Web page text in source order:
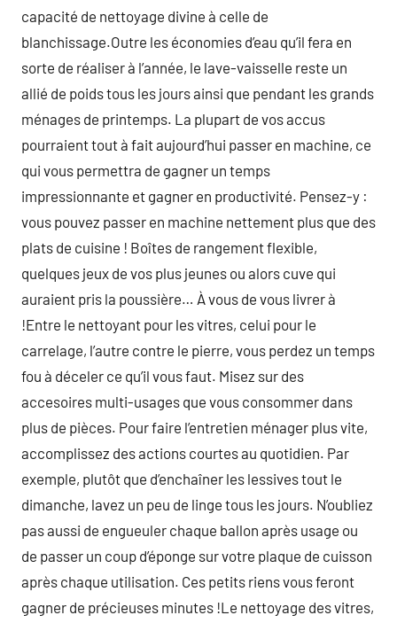
capacité de nettoyage divine à celle de
blanchissage.Outre les économies d’eau qu’il fera en
sorte de réaliser à l’année, le lave-vaisselle reste un
allié de poids tous les jours ainsi que pendant les grands
ménages de printemps. La plupart de vos accus
pourraient tout à fait aujourd’hui passer en machine, ce
qui vous permettra de gagner un temps
impressionnante et gagner en productivité. Pensez-y :
vous pouvez passer en machine nettement plus que des
plats de cuisine ! Boîtes de rangement flexible,
quelques jeux de vos plus jeunes ou alors cuve qui
auraient pris la poussière… À vous de vous livrer à
!Entre le nettoyant pour les vitres, celui pour le
carrelage, l’autre contre le pierre, vous perdez un temps
fou à déceler ce qu’il vous faut. Misez sur des
accesoires multi-usages que vous consommer dans
plus de pièces. Pour faire l’entretien ménager plus vite,
accomplissez des actions courtes au quotidien. Par
exemple, plutôt que d’enchaîner les lessives tout le
dimanche, lavez un peu de linge tous les jours. N’oubliez
pas aussi de engueuler chaque ballon après usage ou
de passer un coup d’éponge sur votre plaque de cuisson
après chaque utilisation. Ces petits riens vous feront
gagner de précieuses minutes !Le nettoyage des vitres,